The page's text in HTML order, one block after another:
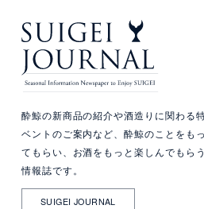
酔鯨の新商品の紹介や酒造りに関わる
ベントのご案内など、酔鯨のことをも
てもらい、お酒をもっと楽しんでもら
情報誌です。
SUIGEI JOURNAL